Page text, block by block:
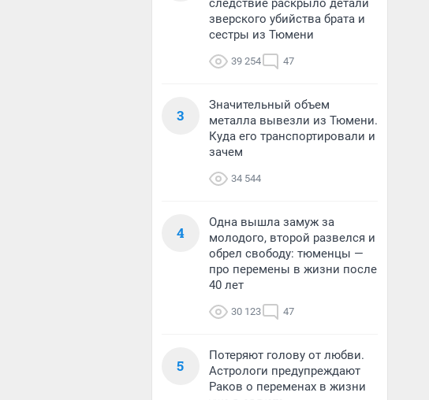
следствие раскрыло детали
зверского убийства брата и
сестры из Тюмени
39 254 47
3
Значительный объем
металла вывезли из Тюмени.
Куда его транспортировали и
зачем
34 544
4
Одна вышла замуж за
молодого, второй развелся и
обрел свободу: тюменцы —
про перемены в жизни после
40 лет
30 123 47
5
Потеряют голову от любви.
Астрологи предупреждают
Раков о переменах в жизни